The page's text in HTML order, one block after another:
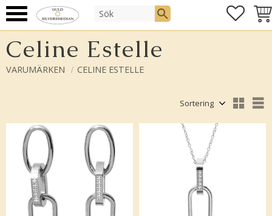
Celine Estelle
VARUMÄRKEN CELINE ESTELLE